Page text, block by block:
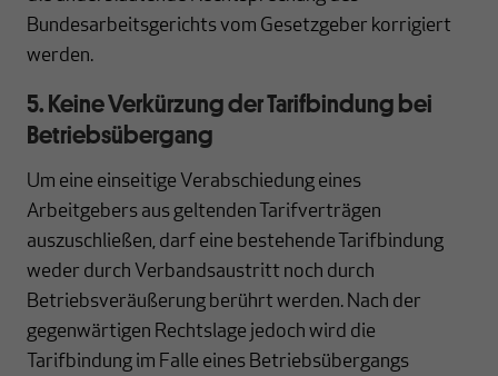
Bundesarbeitsgerichts vom Gesetzgeber korrigiert
werden.
5. Keine Verkürzung der Tarifbindung bei
Betriebsübergang
Um eine einseitige Verabschiedung eines
Arbeitgebers aus geltenden Tarifverträgen
auszuschließen, darf eine bestehende Tarifbindung
weder durch Verbandsaustritt noch durch
Betriebsveräußerung berührt werden. Nach der
gegenwärtigen Rechtslage jedoch wird die
Tarifbindung im Falle eines Betriebsübergangs